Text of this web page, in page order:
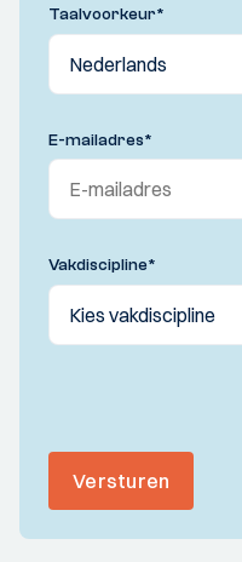
Taalvoorkeur*
E-mailadres*
Vakdiscipline*
Versturen